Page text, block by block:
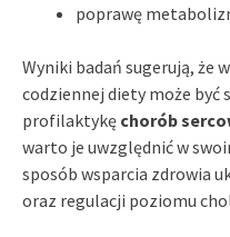
poprawę
Wyniki badań sugerują, że
codziennej diety może być
profilaktykę chorób
warto je uwzględnić w
sposób wsparcia zdrowia
oraz regulacji poziomu